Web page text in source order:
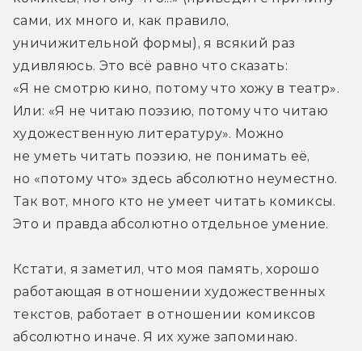
сами, их много и, как правило,
уничижительной формы), я всякий раз
удивляюсь. Это всё равно что сказать:
«Я не смотрю кино, потому что хожу в театр».
Или: «Я не читаю поэзию, потому что читаю
художественную литературу». Можно
не уметь читать поэзию, не понимать её,
но «потому что» здесь абсолютно неуместно.
Так вот, много кто не умеет читать комиксы.
Это и правда абсолютно отдельное умение.
Кстати, я заметил, что моя память, хорошо
работающая в отношении художественных
текстов, работает в отношении комиксов
абсолютно иначе. Я их хуже запоминаю.